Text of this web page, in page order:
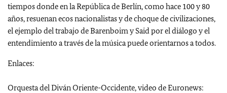
tiempos donde en la República de Berlín, como hace 100 y 80
años, resuenan ecos nacionalistas y de choque de civilizaciones,
el ejemplo del trabajo de Barenboim y Said por el diálogo y el
entendimiento a través de la música puede orientarnos a todos.
Enlaces:
Orquesta del Diván Oriente-Occidente, video de Euronews: